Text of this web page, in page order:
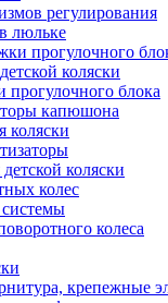
регулирования
люльке
прогулочного
коляски
прогулочного блока
капюшона
коляски
коляски
колес
колеса
крепежные